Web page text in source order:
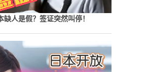
缺人是假？签证突然叫停！